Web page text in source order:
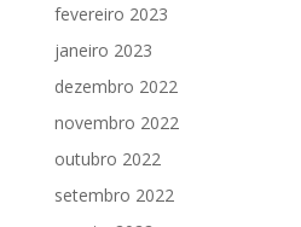
fevereiro 2023
janeiro 2023
dezembro 2022
novembro 2022
outubro 2022
setembro 2022